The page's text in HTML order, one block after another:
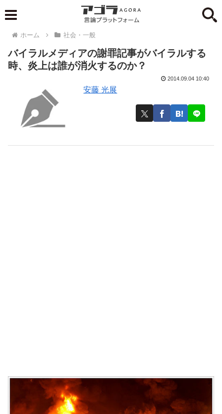
ホーム 社会・一般
バイラルメディアの謝罪記事がバイラルする
時、炎上は誰が消火するのか？
安藤 光展
2014.09.04 10:40